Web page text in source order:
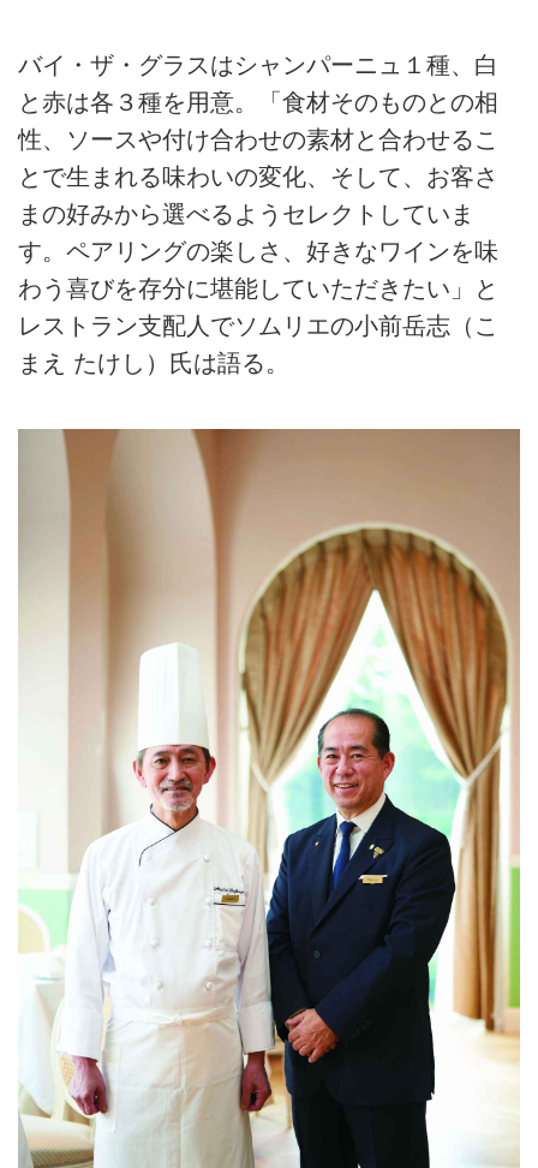
バイ・ザ・グラスはシャンパーニュ１種、白
と赤は各３種を用意。「食材そのものとの相
性、ソースや付け合わせの素材と合わせるこ
とで生まれる味わいの変化、そして、お客さ
まの好みから選べるようセレクトしていま
す。ペアリングの楽しさ、好きなワインを味
わう喜びを存分に堪能していただきたい」と
レストラン支配人でソムリエの小前岳志（こ
まえ たけし）氏は語る。